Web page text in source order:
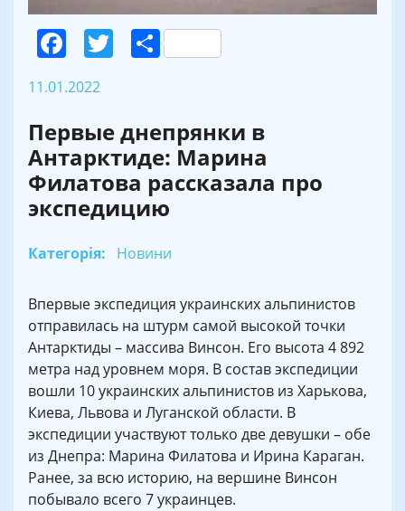
Facebook
Twitter
Поділитися
11.01.2022
Первые днепрянки в
Антарктиде: Марина
Филатова рассказала про
экспедицию
Категорія: Новини
Впервые экспедиция украинских альпинистов
отправилась на штурм самой высокой точки
Антарктиды – массива Винсон. Его высота 4 892
метра над уровнем моря. В состав экспедиции
вошли 10 украинских альпинистов из Харькова,
Киева, Львова и Луганской области. В
экспедиции участвуют только две девушки – обе
из Днепра: Марина Филатова и Ирина Караган.
Ранее, за всю историю, на вершине Винсон
побывало всего 7 украинцев.